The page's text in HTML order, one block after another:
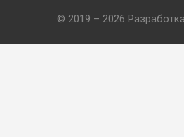
© 2019 – 2026